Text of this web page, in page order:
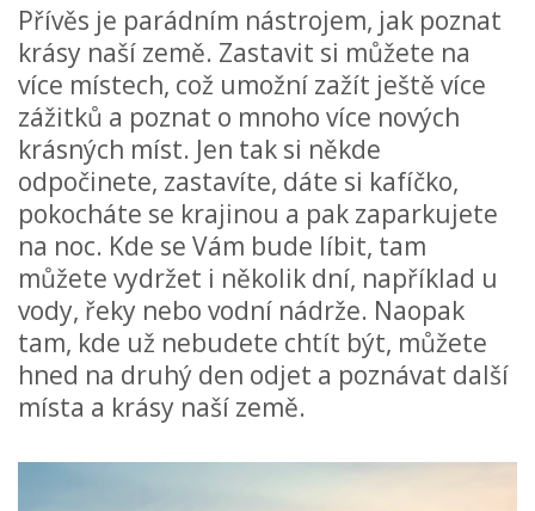
Přívěs je parádním nástrojem, jak poznat
krásy naší země. Zastavit si můžete na
více místech, což umožní zažít ještě více
zážitků a poznat o mnoho více nových
krásných míst. Jen tak si někde
odpočinete, zastavíte, dáte si kafíčko,
pokocháte se krajinou a pak zaparkujete
na noc. Kde se Vám bude líbit, tam
můžete vydržet i několik dní, například u
vody, řeky nebo vodní nádrže. Naopak
tam, kde už nebudete chtít být, můžete
hned na druhý den odjet a poznávat další
místa a krásy naší země.